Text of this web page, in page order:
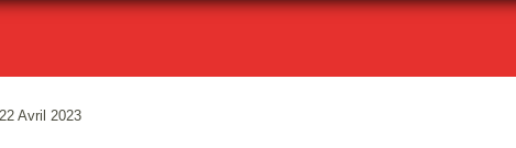
Avril 2023